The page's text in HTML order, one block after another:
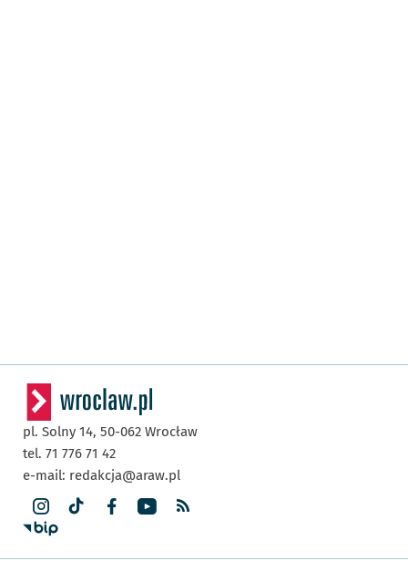
pl. Solny 14, 50-062 Wrocław
tel. 71 776 71 42
e-mail: redakcja@araw.pl